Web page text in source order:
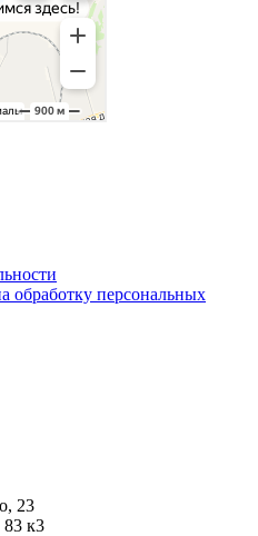
обработку персональных
23
83 к3